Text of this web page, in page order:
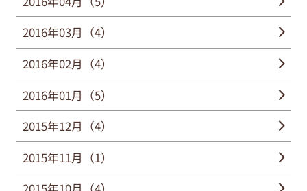
2016年03月（4）
2016年02月（4）
2016年01月（5）
2015年12月（4）
2015年11月（1）